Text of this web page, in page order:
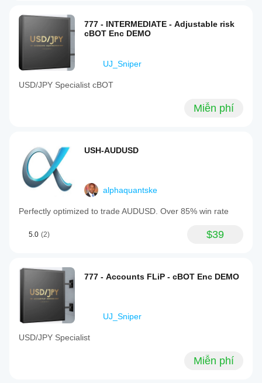
777 - INTERMEDIATE - Adjustable risk
cBOT Enc DEMO
UJ_Sniper
USD/JPY Specialist cBOT
Miễn phí
USH-AUDUSD
alphaquantske
Perfectly optimized to trade AUDUSD. Over 85% win rate
5.0 (2) $39
777 - Accounts FLiP - cBOT Enc DEMO
UJ_Sniper
USD/JPY Specialist
Miễn phí